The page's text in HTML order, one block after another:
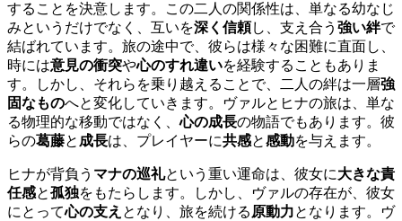
することを決意します。この二人の関係性は、単なる幼なじ
みというだけでなく、互いを深く信頼し、支え合う 強い絆で
結ばれています。旅の途中で、彼らは様々な困難に直面し、
時には意見の衝突や心のすれ違いを経験することもありま
す。しかし、それらを乗り越えることで、二人の絆は一層強
固なものへと変化していきます。ヴァルとヒナの旅は、単な
る物理的な移動ではなく、心の成長の物語でもあります。彼
らの葛藤と 成長は、プレイヤーに共感と感動を与えます。
ヒナが背負う マナの巡礼という重い運命は、彼女に大きな責
任感と孤独をもたらします。しかし、ヴァルの存在が、彼女
にとって心の支え となり、旅を続ける 原動力となります。ヴ